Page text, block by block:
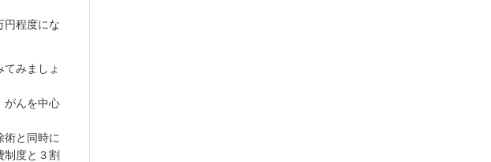
円程度にな
みましょ
がんを中心
術と同時に
度と３割